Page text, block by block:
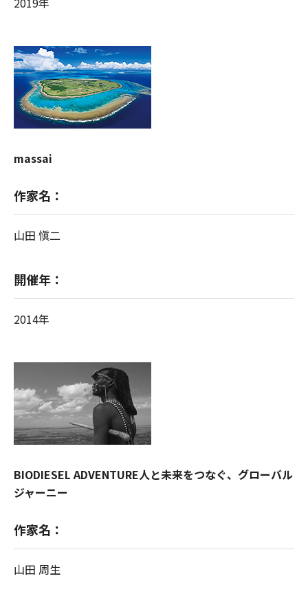
massai
作家名：
山田 愼二
開催年：
2014年
BIODIESEL ADVENTURE人と未来をつなぐ、グローバル
ジャーニー
作家名：
山田 周生